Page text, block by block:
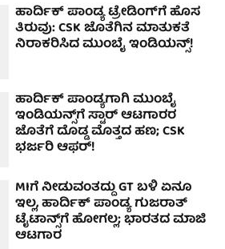
ಹಾರ್ದಿಕ್ ಪಾಂಡ್ಯ ಟ್ರೇಡಿಂಗ್‌ಗೆ ಹೊಸ
ತಿರುವು: CSK ಜೊತೆಗಿನ ಮಾತುಕತೆ
ನಿರಾಕರಿಸಿದ ಮುಂಬೈ ಇಂಡಿಯನ್ಸ್!
ಹಾರ್ದಿಕ್ ಪಾಂಡ್ಯ‌ಗಾಗಿ ಮುಂಬೈ
ಇಂಡಿಯನ್ಸ್‌ಗೆ ಸ್ಟಾರ್ ಆಟಗಾರರ
ಜೊತೆಗೆ ದೊಡ್ಡ ಮೊತ್ತದ ಹಣ; CSK
ಭರ್ಜರಿ ಆಫರ್!
MIಗೆ ನೀಡುವಂತದ್ದು GT ಬಳಿ ಏನೂ
ಇಲ್ಲ, ಹಾರ್ದಿಕ್ ಪಾಂಡ್ಯ ಗುಜರಾತ್
ಟೈಟಾನ್ಸ್‌ಗೆ ಹೋಗಲ್ಲ; ಭಾರತದ ಮಾಜಿ
ಆಟಗಾರ